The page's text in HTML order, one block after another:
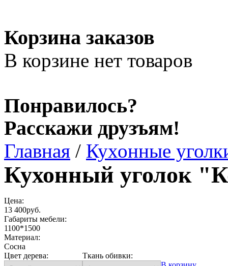
Корзина заказов
В корзине нет товаров
Понравилось?
Расскажи друзъям!
Главная / Кухонные
Кухонный уголок
Цена:
13 400руб.
Габариты мебели:
1100*1500
Материал:
Сосна
Цвет дерева:
Ткань обивки: